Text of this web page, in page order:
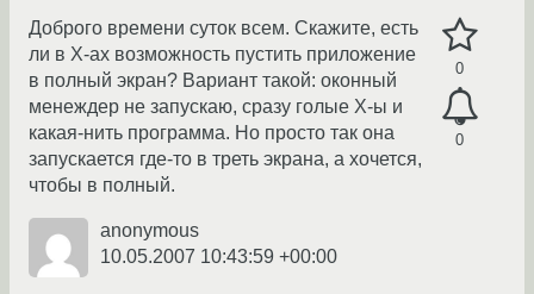
0
0
Доброго времени суток всем. Скажите, есть
ли в X-ах возможность пустить приложение
в полный экран? Вариант такой: оконный
менеждер не запускаю, сразу голые X-ы и
какая-нить программа. Но просто так она
запускается где-то в треть экрана, а хочется,
чтобы в полный.
anonymous
10.05.2007 10:43:59 +00:00